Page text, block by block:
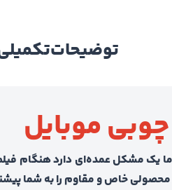
توضیحات
موبایل
یک مشکل عمده‌ای دارد هنگام
خاص و مقاوم را به شما